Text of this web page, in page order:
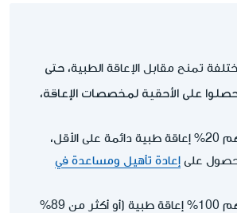
تمنح مقابل الإعاقة الطبية، حتى
على الأحقية لمخصصات الإعاقة،
من حددت لهم 20% إعاقة طبية دائمة على الأقل،
على إعادة تأهيل ومساعدة في
من حددت لهم 100% إعاقة طبية (أو أكثر من 89%